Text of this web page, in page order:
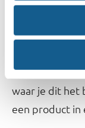
producten
Wil je van een
waar je dit het
een product in